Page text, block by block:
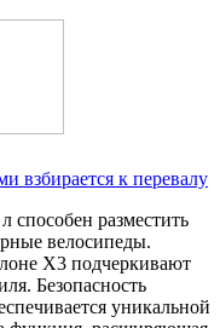
взбирается к перевалу
разместить
велосипеды.
X3 подчеркивают
Безопасность
уникальной